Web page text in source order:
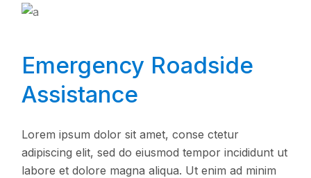
Emergency Roadside
Assistance
Lorem ipsum dolor sit amet, conse ctetur
adipiscing elit, sed do eiusmod tempor incididunt ut
labore et dolore magna aliqua. Ut enim ad minim